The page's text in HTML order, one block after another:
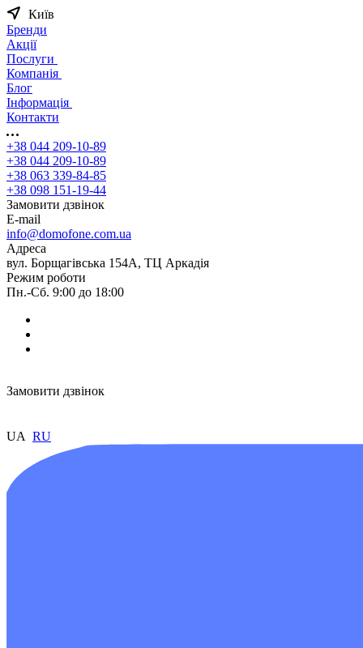
Київ
Бренди
Акції
Послуги
Компанія
Блог
Інформація
Контакти
+38 044 209-10-89
+38 044 209-10-89
+38 063 339-84-85
+38 098 151-19-44
Замовити дзвінок
E-mail
info@domofone.com.ua
Адреса
вул. Борщагівська 154А, ТЦ Аркадія
Режим роботи
Пн.-Сб. 9:00 до 18:00
Замовити дзвінок
UA RU